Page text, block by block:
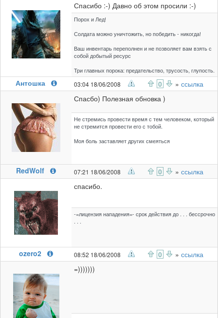
Спасибо :-) Давно об этом просили :-)
Порох и Лед!
Солдата можно уничтожить, но победить - никогда!
Ваш инвентарь переполнен и не позволяет вам взять с
собой добытый ресурс
Три главных порока: предательство, трусость, глупость.
Антошка 03:04 18/06/2008 0 » ссылка
Спасбо) Полезная обновка )
Не стремись провести время с тем человеком, который
не стремится провести его с тобой.
Моя боль заставляет других смеяться
RedWolf 07:21 18/06/2008 0 » ссылка
спасибо.
-=лицензия нападения=- срок действия до . . . бессрочно
. . .
ozero2 08:52 18/06/2008 0 » ссылка
=)))))))